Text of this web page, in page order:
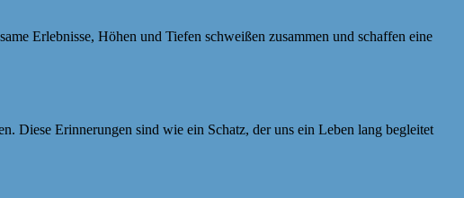
Erlebnisse, Höhen und Tiefen schweißen zusammen und schaffen eine
Diese Erinnerungen sind wie ein Schatz, der uns ein Leben lang begleitet